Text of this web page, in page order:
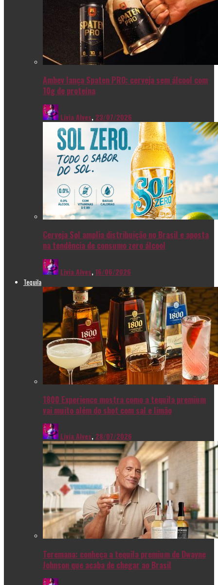
Ambev lança Spaten PRO: cerveja sem álcool com
10g de proteína
Livia Alves, 23/07/2026
Cerveja Sol amplia distribuição no Brasil e aposta
na tendência de consumo zero álcool
Livia Alves,16/06/2026
Tequila
1800 Experience mostra como a tequila premium
vai muito além do shot com sal e limão
Livia Alves, 28/07/2026
Teremana: conheça a tequila premium de Dwayne
Johnson que acaba de chegar ao Brasil